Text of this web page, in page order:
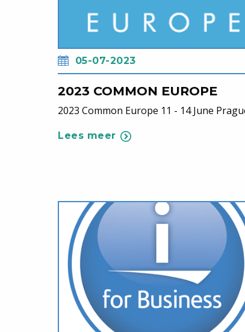
05-07-2023
2023 COMMON EUROPE
2023 Common Europe 11 - 14 June
Lees meer